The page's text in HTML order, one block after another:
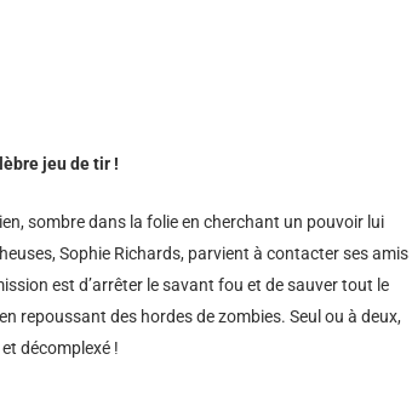
jeu de tir !
sombre dans la folie en cherchant un pouvoir lui
Sophie Richards, parvient à contacter ses amis
est d’arrêter le savant fou et de sauver tout le
repoussant des hordes de zombies. Seul ou à deux,
décomplexé !